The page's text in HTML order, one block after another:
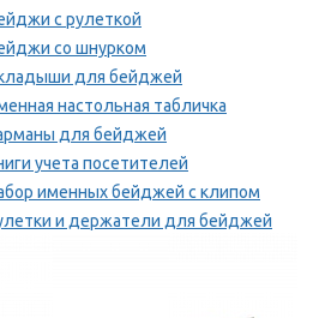
с рулеткой
со шнурком
для бейджей
настольная табличка
для бейджей
учета посетителей
именных бейджей с клипом
и держатели для бейджей